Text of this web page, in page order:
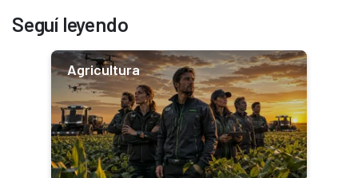
Seguí leyendo
Agricultura